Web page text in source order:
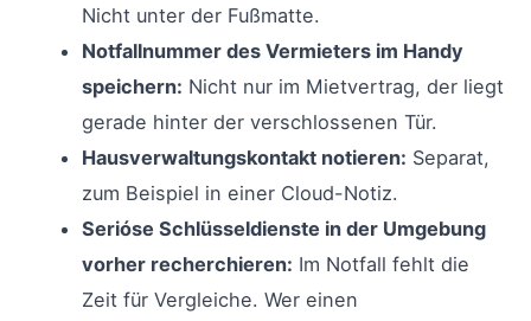
Nicht unter der Fußmatte.
Notfallnummer des Vermieters im Handy
speichern: Nicht nur im Mietvertrag, der liegt
gerade hinter der verschlossenen Tür.
Hausverwaltungskontakt notieren: Separat,
zum Beispiel in einer Cloud-Notiz.
Serióse Schlüsseldienste in der Umgebung
vorher recherchieren: Im Notfall fehlt die
Zeit für Vergleiche. Wer einen